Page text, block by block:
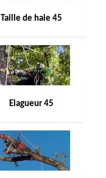
Taille de haie 45
Elagueur 45